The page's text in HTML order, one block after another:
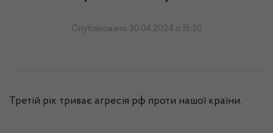
Опубліковано 30.04.2024 о 15:20
Третій рік триває агресія рф проти нашої країни.